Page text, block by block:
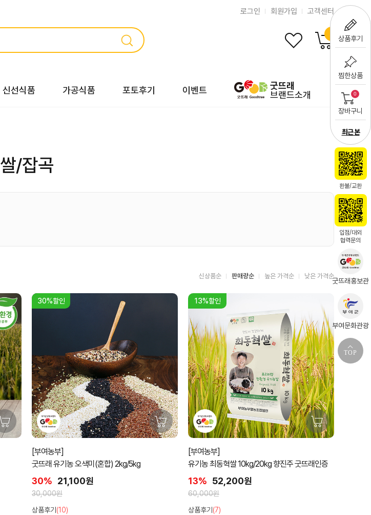
상품후기
찜한상품
0
장바구니
최근 본
환불/교환
입점/대외
협력문의
굿뜨래홍보관
부여문화관광
TOP
로그인 회원가입 고객센터
신선식품 가공식품 포토후기 이벤트
굿뜨래
브랜드소개
쌀/잡곡
신상품순 판매량순 높은 가격순 낮은 가격순
30%할인
[부여농부]
굿뜨래 유기농 오색미(혼합) 2kg/5kg
30% 21,100원
30,000원
상품후기 (10)
13%할인
[부여농부]
유기농 최동혁쌀 10kg/20kg 향진주 굿뜨래인증
13% 52,200원
60,000원
상품후기 (7)